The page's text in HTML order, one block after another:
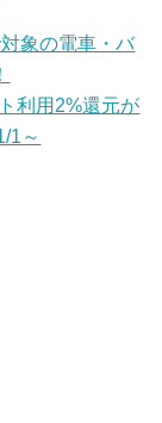
象の電車・バ
利用2%還元が
1～